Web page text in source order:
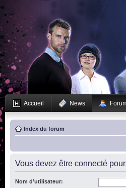
Accueil News
Index du forum
Vous devez être connecté
Nom d’utilisateur: